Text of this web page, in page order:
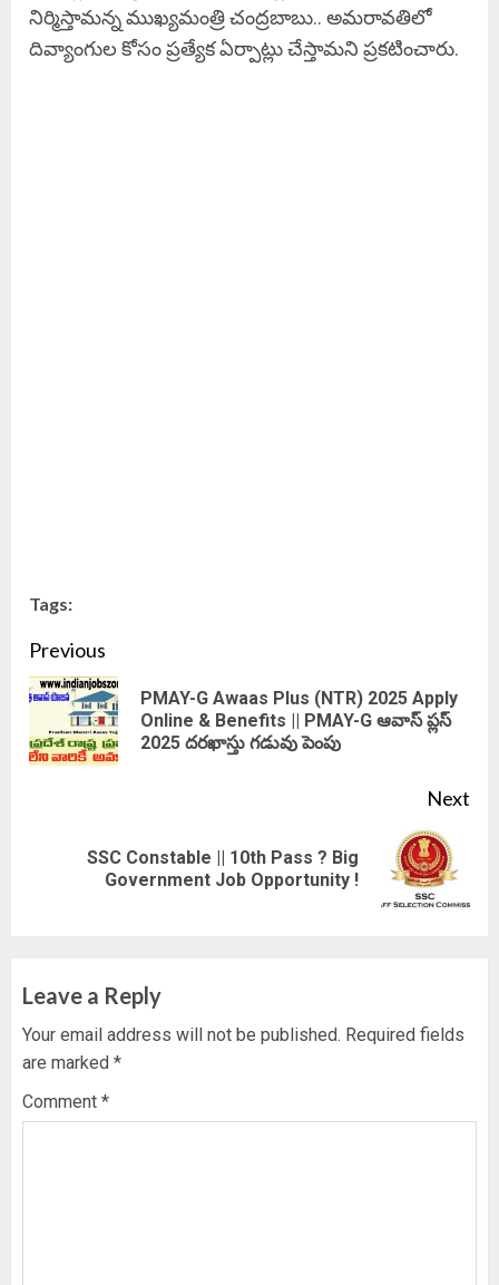
నిర్మిస్తామన్న ముఖ్యమంత్రి చంద్రబాబు.. అమరావతిలో
దివ్యాంగుల కోసం ప్రత్యేక ఏర్పాట్లు చేస్తామని ప్రకటించారు.
Tags:
Continue
Reading
Previous
PMAY-G Awaas Plus (NTR) 2025 Apply
Online & Benefits || PMAY-G ఆవాస్ ప్లస్
2025 దరఖాస్తు గడువు పెంపు
Next
SSC Constable || 10th Pass ? Big
Government Job Opportunity !
Leave a Reply
Your email address will not be published. Required fields
are marked *
Comment *